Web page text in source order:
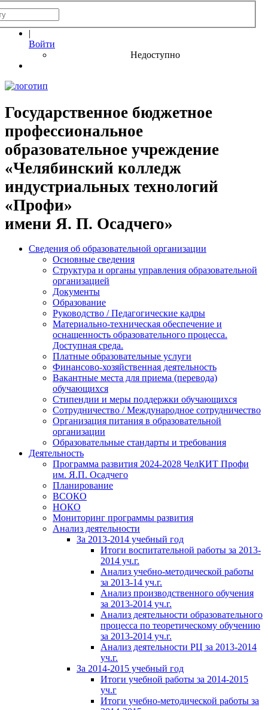
|
Войти
Недоступно
Государственное бюджетное
профессиональное
образовательное учреждение
«Челябинский колледж
индустриальных технологий
«Профи»
имени Я. П. Осадчего»
Сведения об образовательной организации
Основные сведения
Структура и органы управления образовательной
организацией
Документы
Образование
Руководство / Педагогические кадры
Материально-техническая обеспечение и
оснащенность образовательного процесса.
Доступная среда.
Платные образовательные услуги
Финансово-хозяйственная деятельность
Вакантные места для приема (перевода)
обучающихся
Стипендии и меры поддержки обучающихся
Сотрудничество / Международное сотрудничество
Организация питания в образовательной
организации
Образовательные стандарты и требования
Деятельность
Программа развития 2024-2028 ЧелКИТ Профи
им. Я.П. Осадчего
Планирование
ВСОКО
НОКО
Мониторинг программы развития
Анализ деятельности
За 2013-2014 учебный год
Итоги воспитательной работы за 2013-
2014 уч.г.
Анализ учебно-методической работы
за 2013-14 уч.г.
Анализ производственного обучения
за 2013-2014 уч.г.
Анализ деятельности образовательного
процесса по теоретическому обучению
за 2013-2014 уч.г.
Анализ деятельности РЦ за 2013-2014
уч.г.
За 2014-2015 учебный год
Итоги учебной работы за 2014-2015
уч.г
Итоги учебно-методической работы за